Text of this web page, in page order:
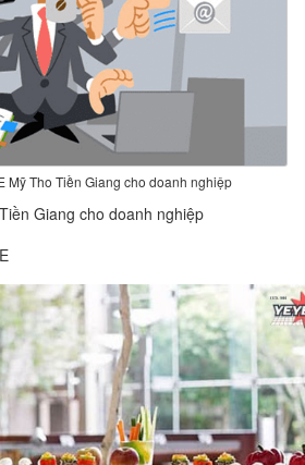
Mỹ Tho Tiền Giang cho doanh nghiệp
Giang cho doanh nghiệp